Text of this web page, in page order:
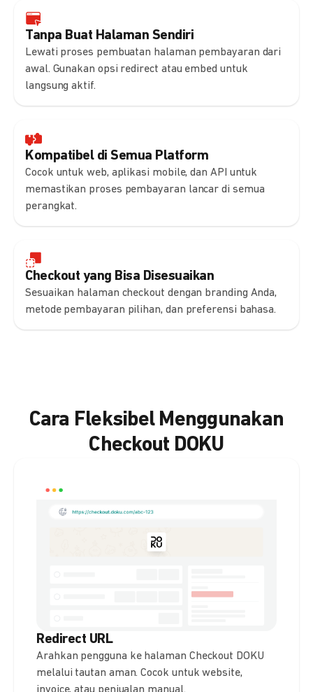
Tanpa Buat Halaman Sendiri
Lewati proses pembuatan halaman pembayaran dari
awal. Gunakan opsi redirect atau embed untuk
langsung aktif.
Kompatibel di Semua Platform
Cocok untuk web, aplikasi mobile, dan API untuk
memastikan proses pembayaran lancar di semua
perangkat.
Checkout yang Bisa Disesuaikan
Sesuaikan halaman checkout dengan branding Anda,
metode pembayaran pilihan, dan preferensi bahasa.
Cara Fleksibel Menggunakan
Checkout DOKU
Redirect URL
Arahkan pengguna ke halaman Checkout DOKU
melalui tautan aman. Cocok untuk website,